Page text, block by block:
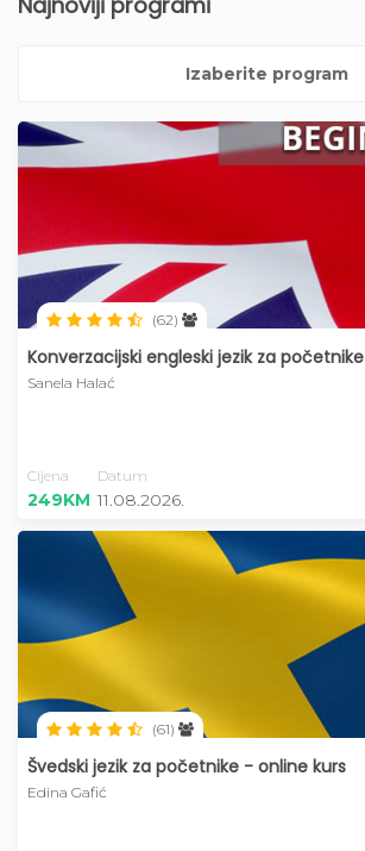
(62)
Konverzacijski engleski jezik za početnike
Sanela Halać
Cijena Datum
249KM 11.08.2026.
(61)
Švedski jezik za početnike - online kurs
Edina Gafić